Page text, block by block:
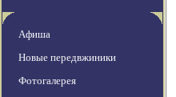
Афиша
Новые передвжиники
Фотогалерея